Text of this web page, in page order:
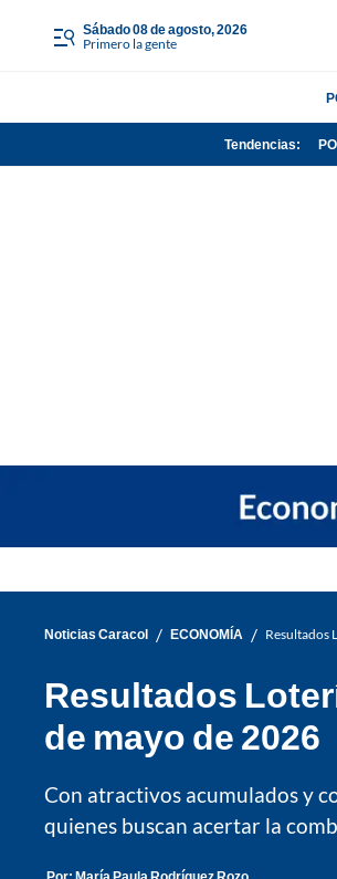
sábado 08 de agosto, 2026
Primero la gente
Tendencias:
Noticias Caracol / ECONOMÍA / Resultados
Resultados
de mayo de 2026
Con atractivos acumulados y
quienes buscan acertar la